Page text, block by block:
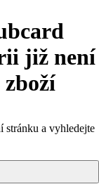
již není
stránku a vyhledejte